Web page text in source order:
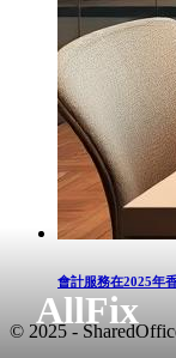
AllFix
會計服務在2025年
© 2025 -